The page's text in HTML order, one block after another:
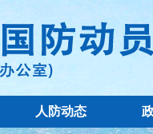
人防动态